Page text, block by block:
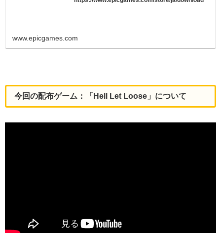
www.epicgames.com
今回の配布ゲーム：「Hell Let Loose」について